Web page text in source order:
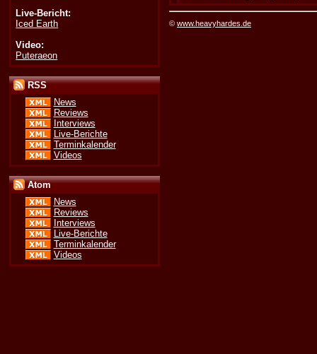
Live-Bericht:
Iced Earth
Video:
Puteraeon
RSS
News
Reviews
Interviews
Live-Berichte
Terminkalender
Videos
Atom
News
Reviews
Interviews
Live-Berichte
Terminkalender
Videos
©www.heavyhardes.de